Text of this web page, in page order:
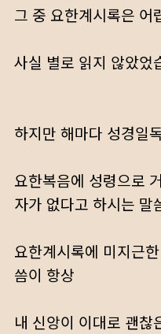
그 중 요한계시록은 어
사실 별로 읽지 않았었
하지만 해마다 성경일
요한복음에 성령으로
자가 없다고 하시는 말
요한계시록에 미지근
씀이 항상
내 신앙이 이대로 괜찮